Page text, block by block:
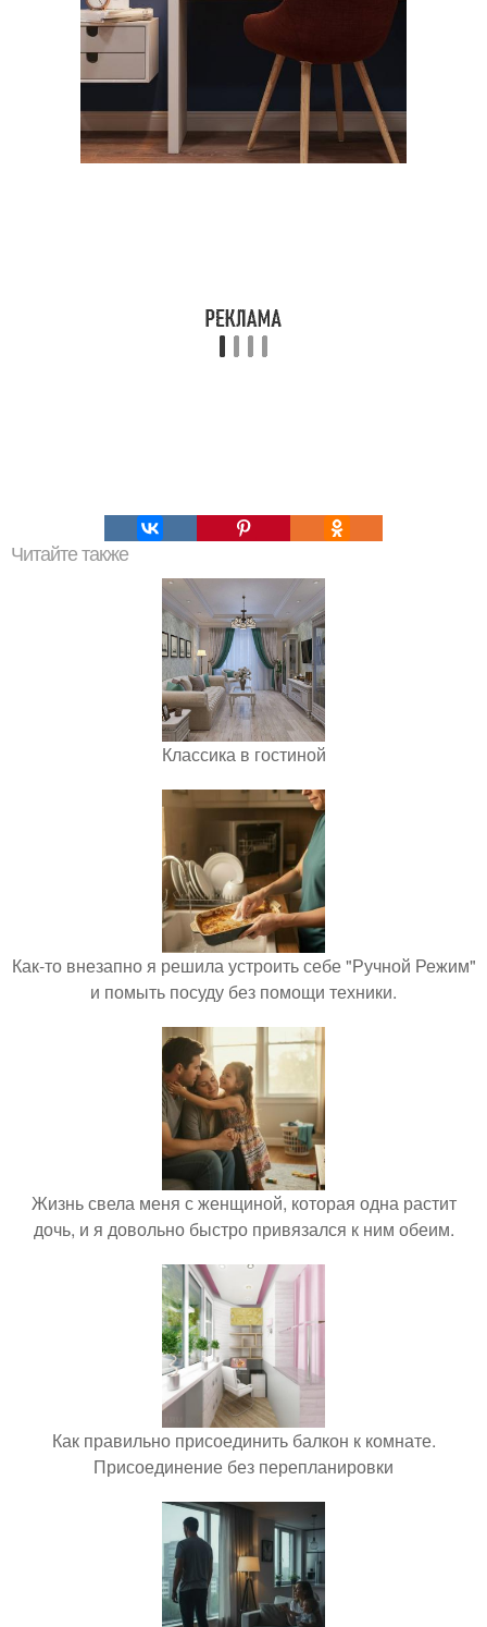
Читайте также
Классика в гостиной
Как-то внезапно я решила устроить себе "Ручной Режим"
и помыть посуду без помощи техники.
Жизнь свела меня с женщиной, которая одна растит
дочь, и я довольно быстро привязался к ним обеим.
Как правильно присоединить балкон к комнате.
Присоединение без перепланировки